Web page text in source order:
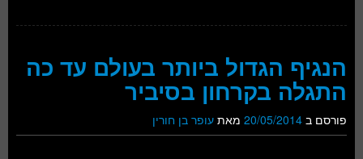
הנגיף הגדול ביותר בעולם עד כה
התגלה בקרחון בסיביר
פורסם ב 20/05/2014 מאת עופר בן חורין